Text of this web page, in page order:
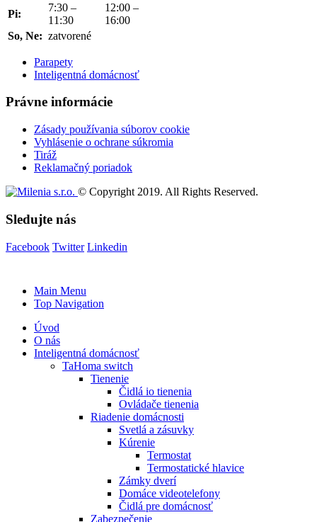
Pi:
7:30 –
11:30
12:00 –
16:00
So, Ne: zatvorené
Parapety
Inteligentná domácnosť
Právne informácie
Zásady používania súborov cookie
Vyhlásenie o ochrane súkromia
Tiráž
Reklamačný poriadok
© Copyright 2019. All Rights Reserved.
Sledujte nás
Facebook Twitter Linkedin
Main Menu
Top Navigation
Úvod
O nás
Inteligentná domácnosť
TaHoma switch
Tienenie
Čidlá io tienenia
Ovládače tienenia
Riadenie domácnosti
Svetlá a zásuvky
Kúrenie
Termostat
Termostatické hlavice
Zámky dverí
Domáce videotelefony
Čidlá pre domácnosť
Zabezpečenie